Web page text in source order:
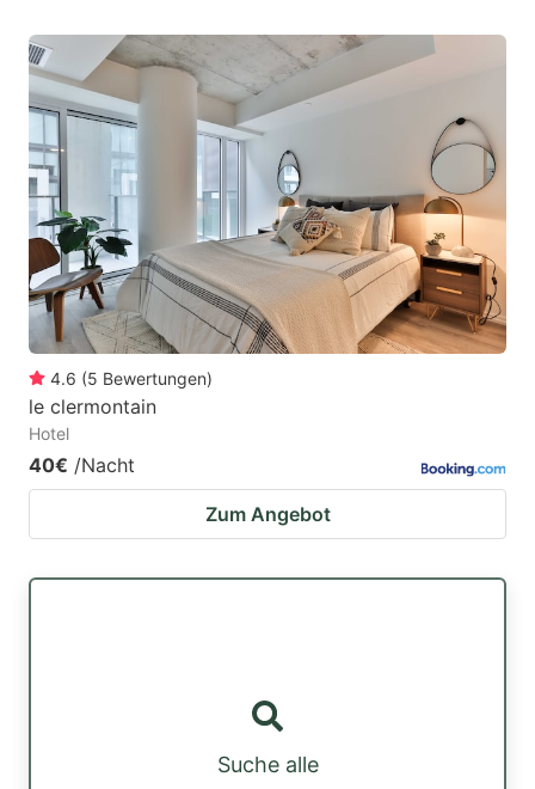
4.6 (5 Bewertungen)
le clermontain
Hotel
40€ /Nacht
Zum Angebot
Suche alle